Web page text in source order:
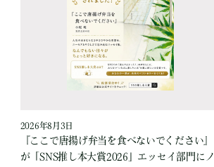
2026年8月3日
『ここで唐揚げ弁当を食べないでください』
が「SNS推し本大賞2026」エッセイ部門にノ